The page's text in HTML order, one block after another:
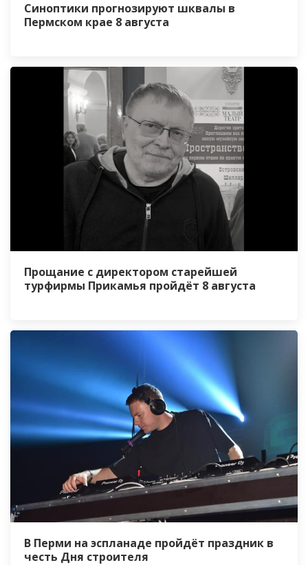
Синоптики прогнозируют шквалы в
Пермском крае 8 августа
Прощание с директором старейшей
турфирмы Прикамья пройдёт 8 августа
В Перми на эспланаде пройдёт праздник в
честь Дня строителя